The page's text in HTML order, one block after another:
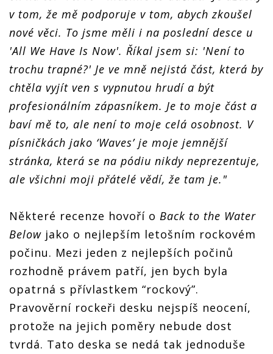
v tom, že mě podporuje v tom, abych zkoušel
nové věci. To jsme měli i na poslední desce u
'All We Have Is Now'. Říkal jsem si: 'Není to
trochu trapné?' Je ve mně nejistá část, která by
chtěla vyjít ven s vypnutou hrudí a být
profesionálním zápasníkem. Je to moje část a
baví mě to, ale není to moje celá osobnost. V
písničkách jako ‘Waves’ je moje jemnější
stránka, která se na pódiu nikdy neprezentuje,
ale všichni moji přátelé vědí, že tam je."
Některé recenze hovoří o Back to the Water
Below jako o nejlepším letošním rockovém
počinu. Mezi jeden z nejlepších počinů
rozhodně právem patří, jen bych byla
opatrná s přívlastkem “rockový”.
Pravověrní rockeři desku nejspíš neocení,
protože na jejich poměry nebude dost
tvrdá. Tato deska se nedá tak jednoduše